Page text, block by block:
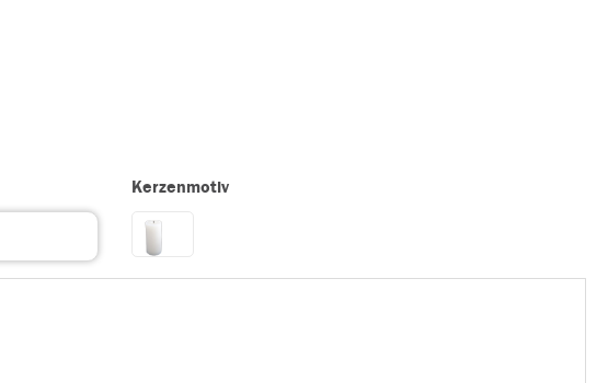
Kerzenmotiv